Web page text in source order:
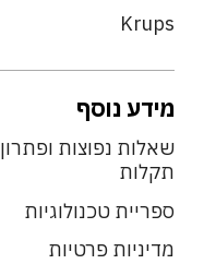
Krups
מידע נוסף
שאלות נפוצות ופתרון
תקלות
ספריית טכנולוגיות
מדיניות פרטיות